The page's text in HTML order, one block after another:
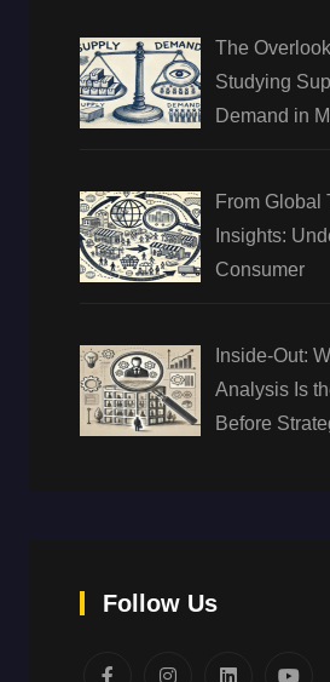
The
Studying
Demand in
From Global
Insights:
Consumer
Inside-Out:
Analysis Is
Before
Follow Us